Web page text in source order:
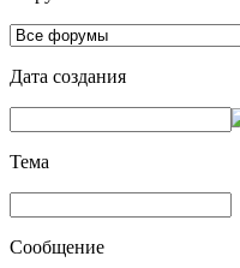
Дата создания
Тема
Сообщение